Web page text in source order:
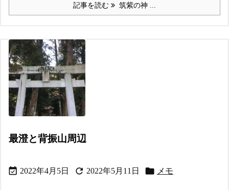
記事を読む 筑紫の神 ...
最澄と背振山周辺
 2022年4月5日  2022年5月11日  メモ